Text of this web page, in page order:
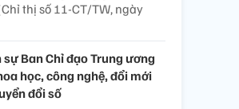
thị số 11-CT/TW, ngày
Ban Chỉ đạo Trung ương
học, công nghệ, đổi mới
đổi số